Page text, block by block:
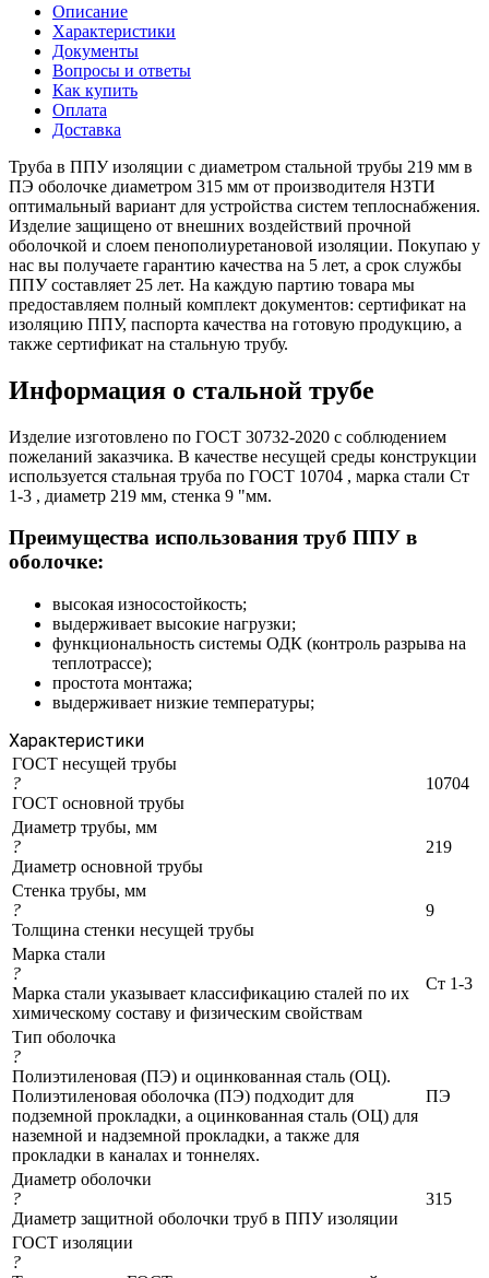
Описание
Характеристики
Документы
Вопросы и ответы
Как купить
Оплата
Доставка
Труба в ППУ изоляции с диаметром стальной трубы 219 мм в
ПЭ оболочке диаметром 315 мм от производителя НЗТИ
оптимальный вариант для устройства систем теплоснабжения.
Изделие защищено от внешних воздействий прочной
оболочкой и слоем пенополиуретановой изоляции. Покупаю у
нас вы получаете гарантию качества на 5 лет, а срок службы
ППУ составляет 25 лет. На каждую партию товара мы
предоставляем полный комплект документов: сертификат на
изоляцию ППУ, паспорта качества на готовую продукцию, а
также сертификат на стальную трубу.
Информация о стальной трубе
Изделие изготовлено по ГОСТ 30732-2020 с соблюдением
пожеланий заказчика. В качестве несущей среды конструкции
используется стальная труба по ГОСТ 10704 , марка стали Ст
1-3 , диаметр 219 мм, стенка 9 "мм.
Преимущества использования труб ППУ в
оболочке:
высокая износостойкость;
выдерживает высокие нагрузки;
функциональность системы ОДК (контроль разрыва на
теплотрассе);
простота монтажа;
выдерживает низкие температуры;
Характеристики
ГОСТ несущей трубы
?
ГОСТ основной трубы
10704
Диаметр трубы, мм
?
Диаметр основной трубы
219
Стенка трубы, мм
?
Толщина стенки несущей трубы
9
Марка стали
?
Марка стали указывает классификацию сталей по их
химическому составу и физическим свойствам
Ст 1-3
Тип оболочка
?
Полиэтиленовая (ПЭ) и оцинкованная сталь (ОЦ).
Полиэтиленовая оболочка (ПЭ) подходит для
подземной прокладки, а оцинкованная сталь (ОЦ) для
наземной и надземной прокладки, а также для
прокладки в каналах и тоннелях.
ПЭ
Диаметр оболочки
?
Диаметр защитной оболочки труб в ППУ изоляции
315
ГОСТ изоляции
?